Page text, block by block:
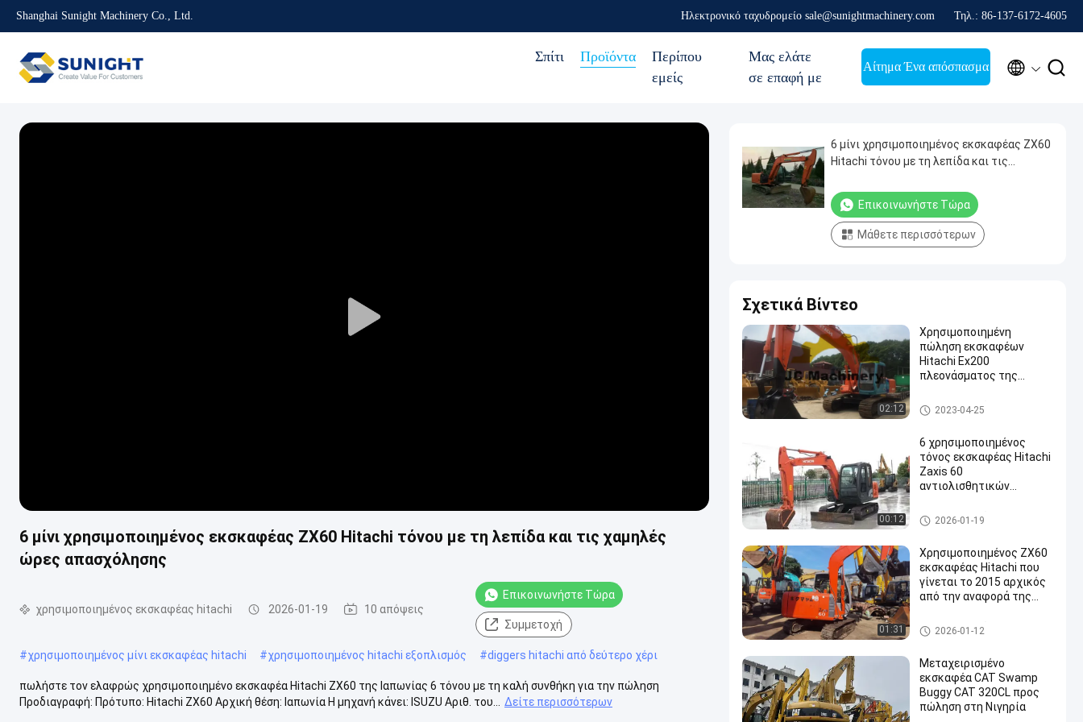
Shanghai Sunight Machinery Co., Ltd. Ηλεκτρονικό ταχυδρομείο sale@sunightmachinery.com Τηλ.: 86-137-6172-4605
Σπίτι Προϊόντα
Περίπου
εμείς
Μας ελάτε
σε επαφή με
Αίτημα Ένα απόσπασμα  
Play
6 μίνι χρησιμοποιημένος εκσκαφέας ZX60 Hitachi τόνου με τη λεπίδα και τις χαμηλές
ώρες απασχόλησης
χρησιμοποιημένος εκσκαφέας hitachi 2026-01-19 10 απόψεις
Επικοινωνήστε Τώρα
Συμμετοχή
#χρησιμοποιημένος μίνι εκσκαφέας hitachi #χρησιμοποιημένος hitachi εξοπλισμός #diggers hitachi από δεύτερο χέρι
πωλήστε τον ελαφρώς χρησιμοποιημένο εκσκαφέα Hitachi ZX60 της Ιαπωνίας 6 τόνου με τη καλή συνθήκη για την πώληση
Προδιαγραφή: Πρότυπο: Hitachi ZX60 Αρχική θέση: Ιαπωνία Η μηχανή κάνει: ISUZU Αριθ. του...
Δείτε περισσότερων
6 μίνι χρησιμοποιημένος εκσκαφέας ZX60
Hitachi τόνου με τη λεπίδα και τις
Επικοινωνήστε Τώρα
Μάθετε περισσότερων
Σχετικά Βίντεο
02:12
Χρησιμοποιημένη
πώληση εκσκαφέων
Hitachi Ex200
πλεονάσματος της
κάδο ³ 0.7m
χρησιμοποιημένος εκσκαφέα
ς hitachi
2023-04-25
00:12
6 χρησιμοποιημένος
τόνος εκσκαφέας Hitachi
Zaxis 60
αντιολισθητικών
χρησιμοποιημένος εκσκαφέα
ς hitachi
2026-01-19
01:31
Χρησιμοποιημένος ZX60
εκσκαφέας Hitachi που
γίνεται το 2015 αρχικός
από την αναφορά της
χρησιμοποιημένος εκσκαφέα
ς hitachi
2026-01-12
Μεταχειρισμένο
εκσκαφέα CAT Swamp
Buggy CAT 320CL προς
πώληση στη Νιγηρία